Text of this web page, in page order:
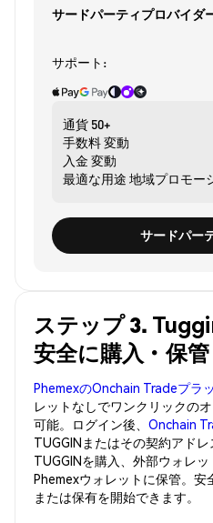
サードパーティプロバイダ
サポート:
通貨 50+
手数料変動
入金 変動
最適な用途 地域プロモー
サードパー
ステップ 3.
安全に購入・保管
PhemexのOnchain Tradeプラ
レットなしでワンクリックの
可能。ログイン後、 Onchain
TUGGINまたはその契約アド
TUGGINを購入、外部ウォレ
Phemexウォレットに保管。安
または保有を開始できます。